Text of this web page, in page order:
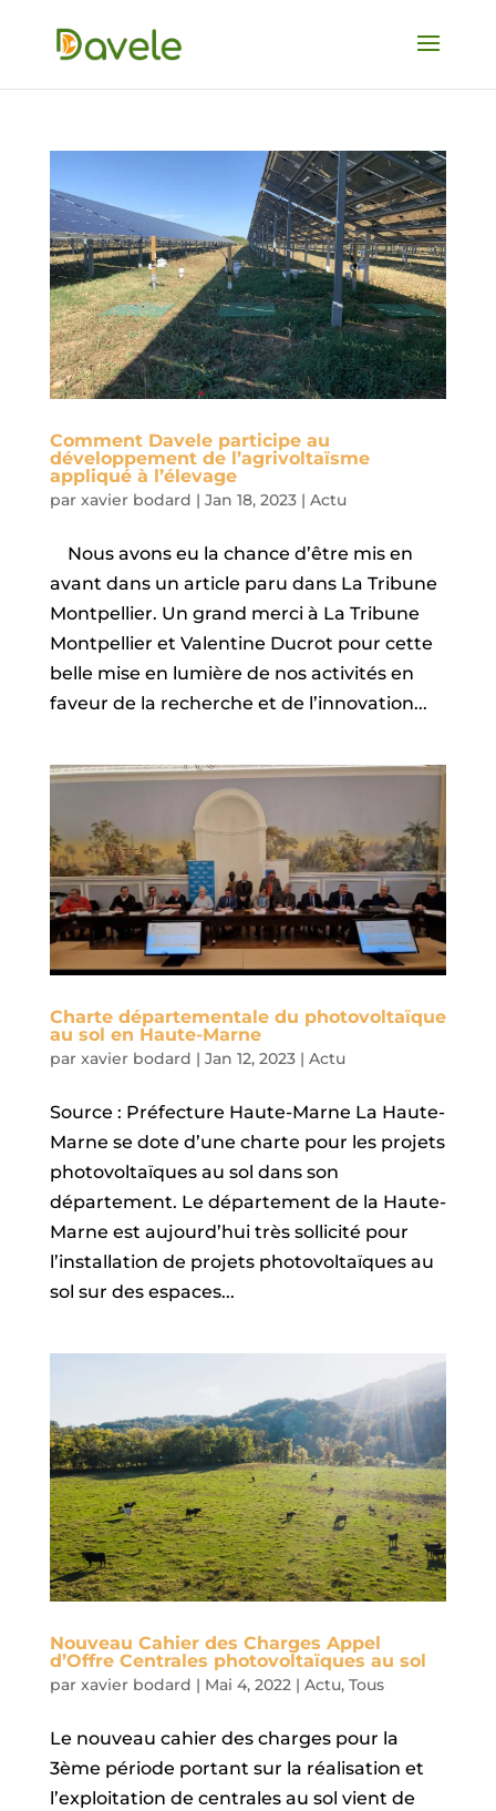
Comment Davele participe au
développement de l’agrivoltaïsme
appliqué à l’élevage
par xavier bodard | Jan 18, 2023| Actu
Nous avons eu la chance d’être mis en
avant dans un article paru dans La Tribune
Montpellier. Un grand merci à La Tribune
Montpellier et Valentine Ducrot pour cette
belle mise en lumière de nos activités en
faveur de la recherche et de l’innovation...
Charte départementale du photovoltaïque
au sol en Haute-Marne
par xavier bodard | Jan 12, 2023| Actu
Source : Préfecture Haute-Marne La Haute-
Marne se dote d’une charte pour les projets
photovoltaïques au sol dans son
département. Le département de la Haute-
Marne est aujourd’hui très sollicité pour
l’installation de projets photovoltaïques au
sol sur des espaces...
Nouveau Cahier des Charges Appel
d’Offre Centrales photovoltaïques au sol
par xavier bodard | Mai 4, 2022| Actu, Tous
Le nouveau cahier des charges pour la
3ème période portant sur la réalisation et
l’exploitation de centrales au sol vient de